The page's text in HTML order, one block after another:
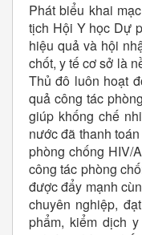
Phát biểu khai
tịch Hội Y học Dự
hiệu quả và hội
chốt, y tế cơ sở là
Thủ đô luôn hoạt
quả công tác
giúp khống chế
nước đã thanh
phòng chống HIV/
công tác phòng
được đẩy mạnh
chuyên nghiệp,
phẩm, kiểm dịch